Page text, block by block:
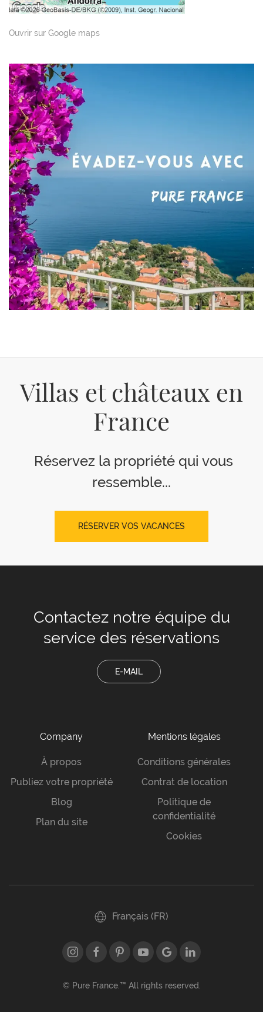
Ouvrir sur Google maps
Villas et châteaux en
France
Réservez la propriété qui vous
ressemble...
RÉSERVER VOS VACANCES
Contactez notre équipe du
service des réservations
E-MAIL
Company
À propos
Publiez votre propriété
Blog
Plan du site
Mentions légales
Conditions générales
Contrat de location
Politique de
confidentialité
Cookies
Français (FR)
© Pure France.™ All rights reserved.